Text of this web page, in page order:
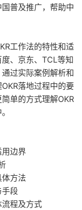
普及推广，帮助中
工作法的特性和适
、京东、TCL等知
过实际案例解析和
落地过程中的要
单的方式理解OKR
边界
方法
手段
程及方式